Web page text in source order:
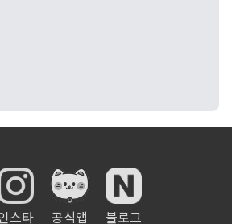
스타 공식앱 블로그